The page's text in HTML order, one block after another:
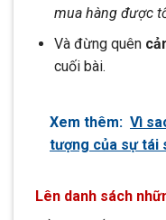
mua hàng được
Và đừng quên
cuối bài.
Xem thêm: Vì
tượng của sự tái
Lên danh sách